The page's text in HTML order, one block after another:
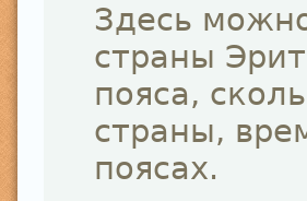
Здесь
страны
пояса,
страны,
поясах.